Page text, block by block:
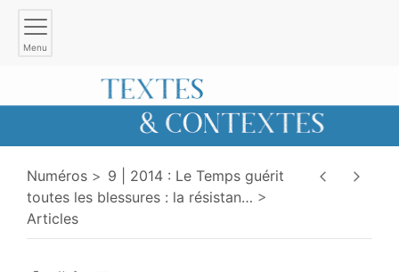
Menu
Numéros
9 | 2014 : Le Temps guérit
toutes les blessures : la résistan…
Articles